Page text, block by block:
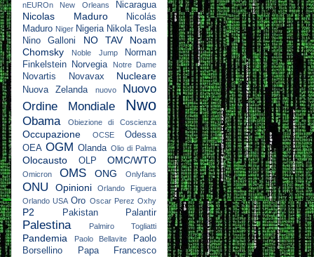
nEUROn
New Orleans Nicaragua
Nicolas Maduro
Nicolás
Maduro Niger Nigeria Nikola Tesla
Nino Galloni
NO TAV
Noam
Chomsky
Noble Jump
Norman
Finkelstein
Norvegia Notre Dame
Novartis Novavax Nucleare
Nuova Zelanda nuovo
Nuovo
Ordine Mondiale
Nwo
Obama Obiezione di Coscienza
Occupazione OCSE
Odessa
OEA OGM Olanda Olio di Palma
Olocausto OLP OMC/WTO
Omicron OMS ONG Onlyfans
ONU Opinioni
Orlando Figuera
Orlando USA Oro Oscar Perez Oxhy
P2 Pakistan Palantir
Palestina Palmiro Togliatti
Pandemia Paolo Bellavite
Paolo
Borsellino
Papa Francesco